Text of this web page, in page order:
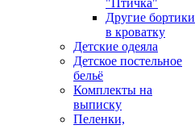
"Птичка"
Другие бортики
в кроватку
Детские одеяла
Детское постельное
бельё
Комплекты на
выписку
Пеленки,